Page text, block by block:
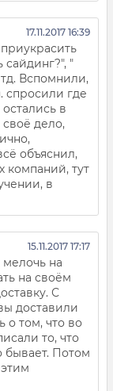
17.11.2017 16:39
сайдинг?", "
Вспомнили,
спросили где
в
дело,
объяснил,
компаний, тут
в
15.11.2017 17:17
на
на своём
С
доставили
о том, что во
то, что
бывает. Потом